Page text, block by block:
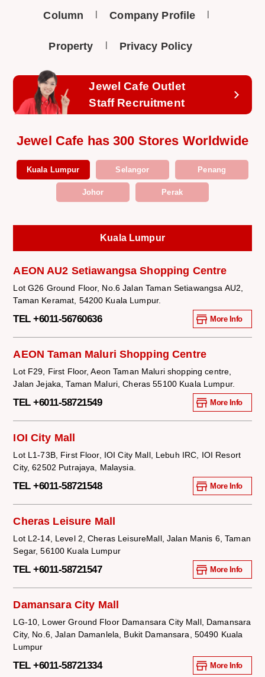
Column Company Profile
Property Privacy Policy
Jewel Cafe Outlet
Staff Recruitment
Jewel Cafe has 300 Stores Worldwide
Kuala Lumpur Selangor Penang
Johor Perak
Kuala Lumpur
AEON AU2 Setiawangsa Shopping Centre
Lot G26 Ground Floor, No.6 Jalan Taman Setiawangsa AU2,
Taman Keramat, 54200 Kuala Lumpur.
TEL +6011-56760636 More Info
AEON Taman Maluri Shopping Centre
Lot F29, First Floor, Aeon Taman Maluri shopping centre,
Jalan Jejaka, Taman Maluri, Cheras 55100 Kuala Lumpur.
TEL +6011-58721549 More Info
IOI City Mall
Lot L1-73B, First Floor, IOI City Mall, Lebuh IRC, IOI Resort
City, 62502 Putrajaya, Malaysia.
TEL +6011-58721548 More Info
Cheras Leisure Mall
Lot L2-14, Level 2, Cheras LeisureMall, Jalan Manis 6, Taman
Segar, 56100 Kuala Lumpur
TEL +6011-58721547 More Info
Damansara City Mall
LG-10, Lower Ground Floor Damansara City Mall, Damansara
City, No.6, Jalan Damanlela, Bukit Damansara, 50490 Kuala
Lumpur
TEL +6011-58721334 More Info